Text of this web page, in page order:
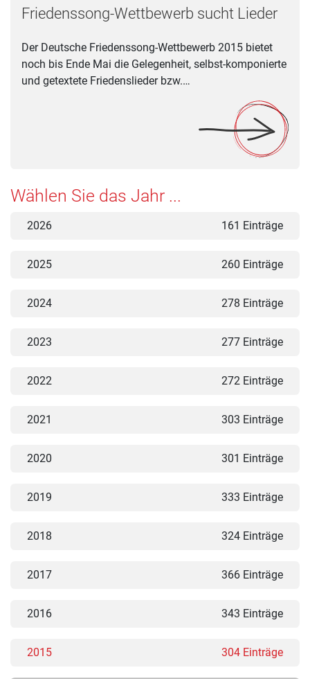
Friedenssong-Wettbewerb sucht Lieder
Der Deutsche Friedenssong-Wettbewerb 2015 bietet
noch bis Ende Mai die Gelegenheit, selbst-komponierte
und getextete Friedenslieder bzw.…
Wählen Sie das Jahr ...
2026 161 Einträge
2025 260 Einträge
2024 278 Einträge
2023 277 Einträge
2022 272 Einträge
2021 303 Einträge
2020 301 Einträge
2019 333 Einträge
2018 324 Einträge
2017 366 Einträge
2016 343 Einträge
2015 304 Einträge